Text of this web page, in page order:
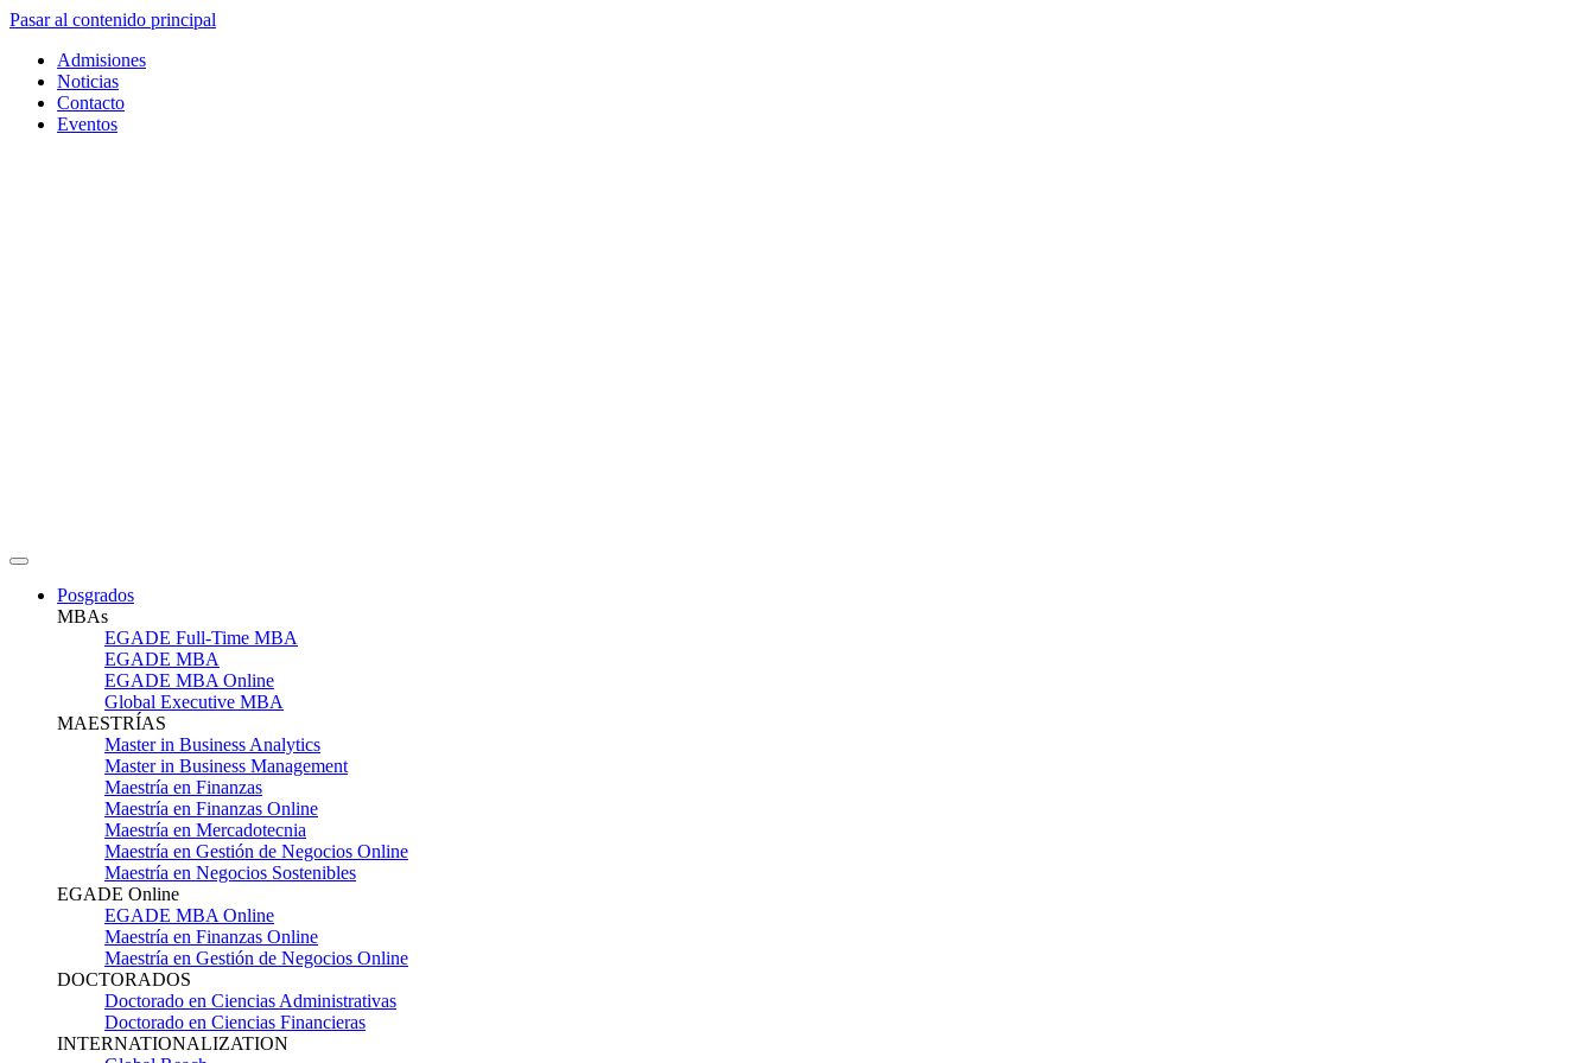
Pasar al contenido principal
Admisiones
Noticias
Contacto
Eventos
Posgrados
MBAs
EGADE Full-Time MBA
EGADE MBA
EGADE MBA Online
Global Executive MBA
MAESTRÍAS
Master in Business Analytics
Master in Business Management
Maestría en Finanzas
Maestría en Finanzas Online
Maestría en Mercadotecnia
Maestría en Gestión de Negocios Online
Maestría en Negocios Sostenibles
EGADE Online
EGADE MBA Online
Maestría en Finanzas Online
Maestría en Gestión de Negocios Online
DOCTORADOS
Doctorado en Ciencias Administrativas
Doctorado en Ciencias Financieras
INTERNATIONALIZATION